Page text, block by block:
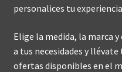
personalices tu
Elige la medida, la marca
a tus necesidades y
ofertas disponibles en el